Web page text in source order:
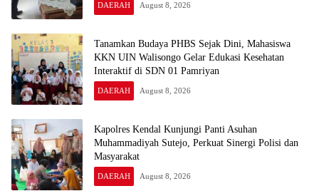
DAERAH August 8, 2026
Tanamkan Budaya PHBS Sejak Dini, Mahasiswa
KKN UIN Walisongo Gelar Edukasi Kesehatan
Interaktif di SDN 01 Pamriyan
DAERAH August 8, 2026
Kapolres Kendal Kunjungi Panti Asuhan
Muhammadiyah Sutejo, Perkuat Sinergi Polisi dan
Masyarakat
DAERAH August 8, 2026